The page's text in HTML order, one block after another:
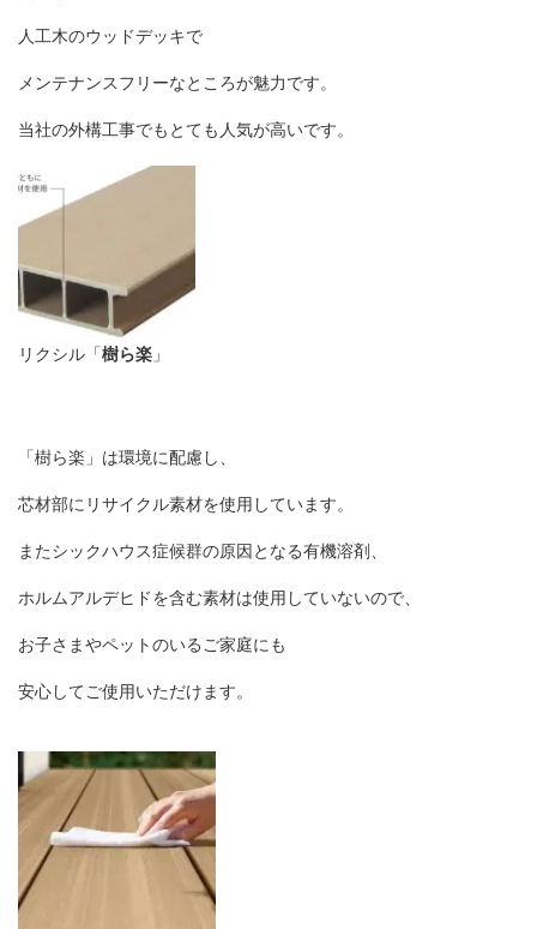
人工木のウッドデッキで
メンテナンスフリーなところが魅力です。
当社の外構工事でもとても人気が高いです。
リクシル「樹ら楽 」
「樹ら楽」は環境に配慮し、
芯材部にリサイクル素材を使用しています。
またシックハウス症候群の原因となる有機溶剤、
ホルムアルデヒドを含む素材は使用していないので、
お子さまやペットのいるご家庭にも
安心してご使用いただけます。